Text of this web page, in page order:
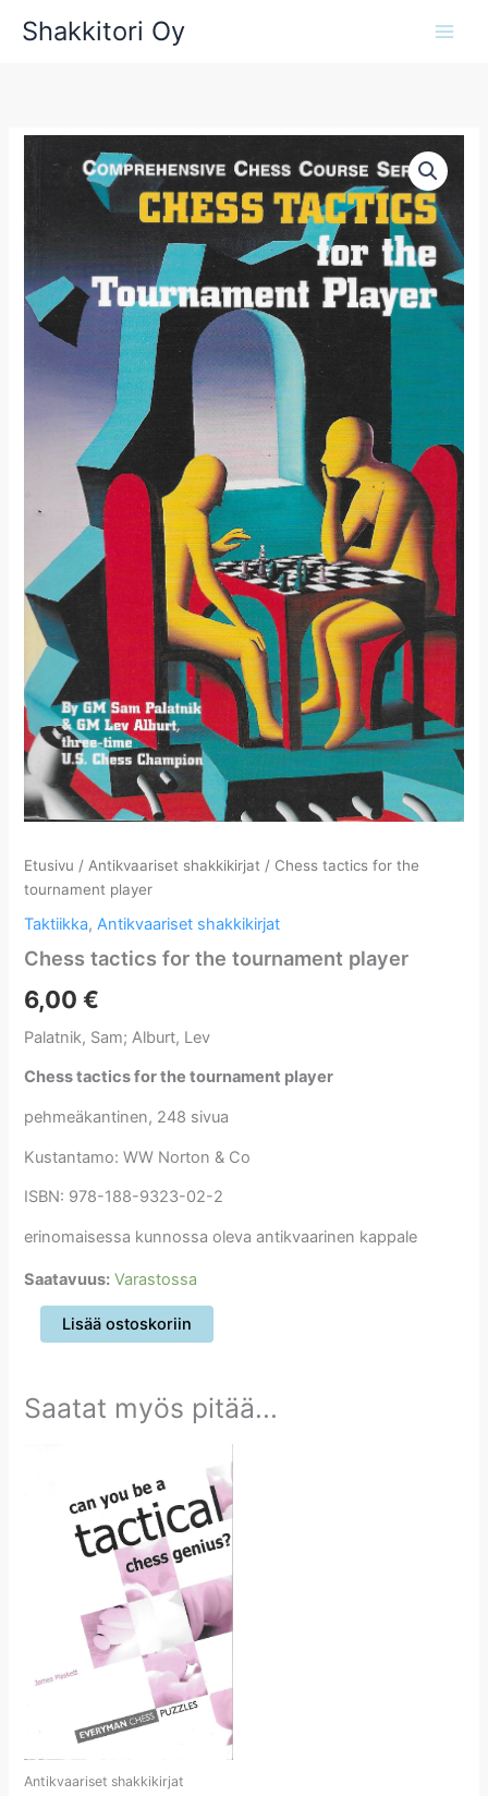
sisältöön
Shakkitori Oy
Etusivu / Antikvaariset shakkikirjat / Chess tactics for the
tournament player
Taktiikka,Antikvaariset shakkikirjat
Chess tactics for the tournament player
6,00€
Palatnik, Sam; Alburt, Lev
Chess tactics for the tournament player
pehmeäkantinen, 248 sivua
Kustantamo: WW Norton & Co
ISBN: 978-188-9323-02-2
erinomaisessa kunnossa oleva antikvaarinen kappale
Saatavuus: Varastossa
Chess
tactics
tournament
player
Lisää ostoskoriin
Saatat myös pitää...
Antikvaariset shakkikirjat